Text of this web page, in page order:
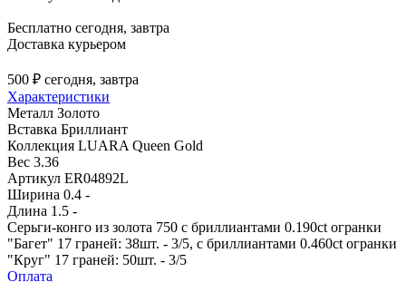
Бесплатно сегодня, завтра
Доставка курьером
500 ₽ сегодня, завтра
Характеристики
Металл Золото
Вставка Бриллиант
Коллекция LUARA Queen Gold
Вес 3.36
Артикул ER04892L
Ширина 0.4 -
Длина 1.5 -
Серьги-конго из золота 750 с бриллиантами 0.190ct огранки
"Багет" 17 граней: 38шт. - 3/5, с бриллиантами 0.460ct огранки
"Круг" 17 граней: 50шт. - 3/5
Оплата